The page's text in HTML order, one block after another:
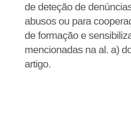
de deteção de
abusos ou para
de formação e
mencionadas na al. a)
artigo.